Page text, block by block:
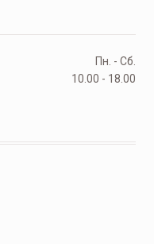
Пн. - Сб.
10.00 - 18.00